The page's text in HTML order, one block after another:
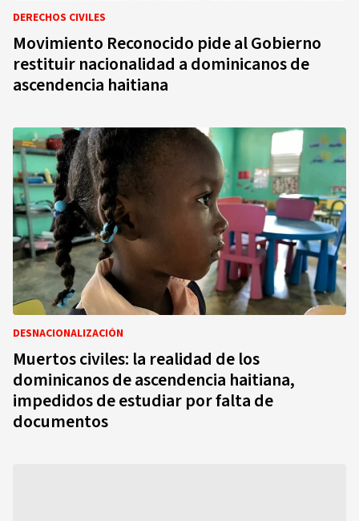
DERECHOS CIVILES
Movimiento Reconocido pide al Gobierno
restituir nacionalidad a dominicanos de
ascendencia haitiana
DESNACIONALIZACIÓN
Muertos civiles: la realidad de los
dominicanos de ascendencia haitiana,
impedidos de estudiar por falta de
documentos